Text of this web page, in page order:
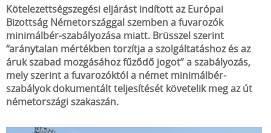
Kötelezettségszegési eljárást indított az Európai
Bizottság Németországgal szemben a fuvarozók
minimálbér-szabályozása miatt. Brüsszel szerint
“aránytalan mértékben torzítja a szolgáltatáshoz és az
áruk szabad mozgásához fűződő jogot” a szabályozás,
mely szerint a fuvarozóktól a német minimálbér-
szabályok dokumentált teljesítését követelik meg az út
németországi szakaszán.